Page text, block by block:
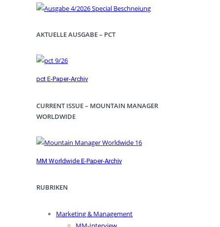
AKTUELLE AUSGABE – PCT
pct E-Paper-Archiv
CURRENT ISSUE – MOUNTAIN MANAGER
WORLDWIDE
MM Worldwide E-Paper-Archiv
RUBRIKEN
Marketing & Management